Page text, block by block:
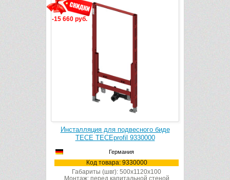
-15 660 руб.
Инсталляция для подвесного биде
TECE TECEprofil 9330000
Германия
Код товара: 9330000
Габариты (швг): 500x1120x100